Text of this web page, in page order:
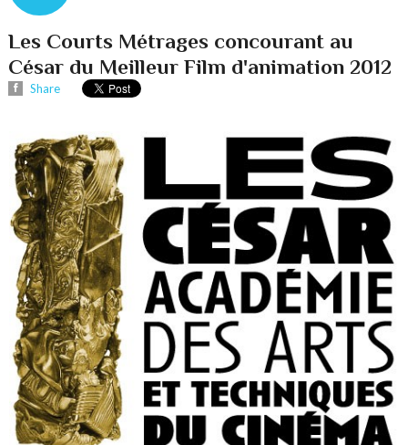
Les Courts Métrages concourant au
César du Meilleur Film d'animation 2012
Share